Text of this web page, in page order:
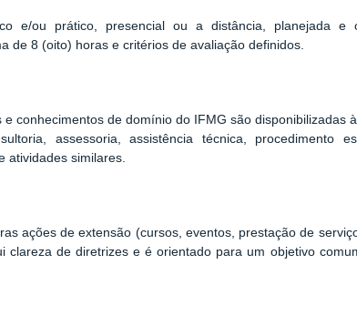
e/ou prático, presencial ou a distância, planejada e
de 8 (oito) horas e critérios de avaliação definidos.
conhecimentos de domínio do IFMG são disponibilizadas
assessoria, assistência técnica, procedimento
atividades similares.
ações de extensão (cursos, eventos, prestação de
clareza de diretrizes e é orientado para um objetivo